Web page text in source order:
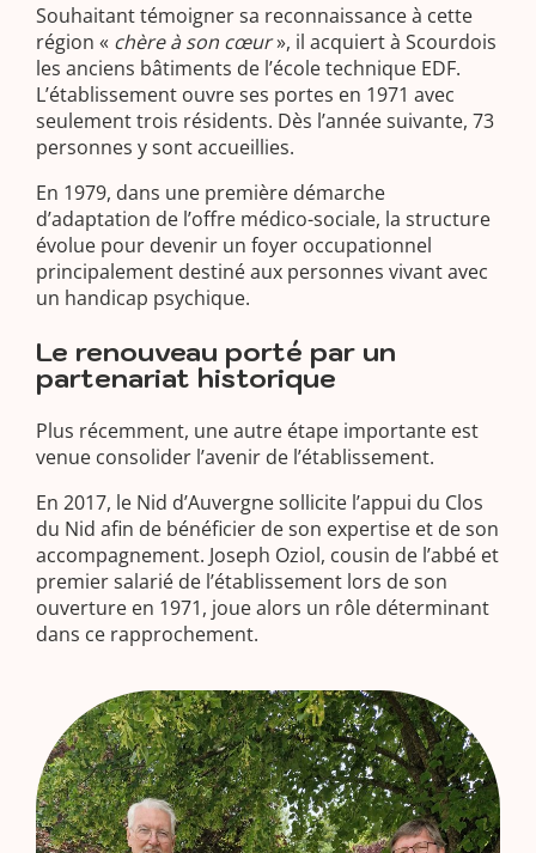
Souhaitant témoigner sa reconnaissance à cette
région « chère à son cœur», il acquiert à Scourdois
les anciens bâtiments de l’école technique EDF.
L’établissement ouvre ses portes en 1971 avec
seulement trois résidents. Dès l’année suivante, 73
personnes y sont accueillies.
En 1979, dans une première démarche
d’adaptation de l’offre médico-sociale, la structure
évolue pour devenir un foyer occupationnel
principalement destiné aux personnes vivant avec
un handicap psychique.
Le renouveau porté par un
partenariat historique
Plus récemment, une autre étape importante est
venue consolider l’avenir de l’établissement.
En 2017, le Nid d’Auvergne sollicite l’appui du Clos
du Nid afin de bénéficier de son expertise et de son
accompagnement. Joseph Oziol, cousin de l’abbé et
premier salarié de l’établissement lors de son
ouverture en 1971, joue alors un rôle déterminant
dans ce rapprochement.